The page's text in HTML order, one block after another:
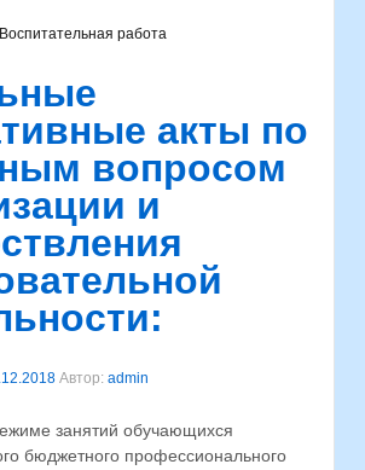
Воспитательная работа
акты по
вопросом
и
Автор: admin
занятий обучающихся
бюджетного профессионального